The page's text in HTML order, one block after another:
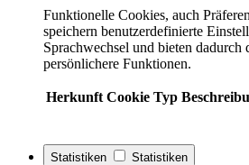
Funktionelle Cookies, auch
speichern benutzerdefinierte
Sprachwechsel und bieten dadurch
persönlichere Funktionen.
Herkunft Cookie Typ
Statistiken Statistiken